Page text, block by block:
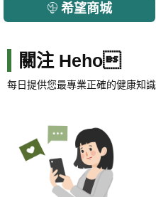
希望商城
關注 Heho
每日提供您最專業正確的健康知識